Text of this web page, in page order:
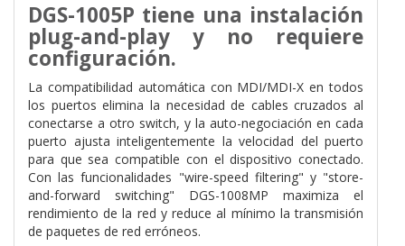
DGS-1005P tiene una instalación
plug-and-play y no requiere
configuración.
La compatibilidad automática con MDI/MDI-X en todos
los puertos elimina la necesidad de cables cruzados al
conectarse a otro switch, y la auto-negociación en cada
puerto ajusta inteligentemente la velocidad del puerto
para que sea compatible con el dispositivo conectado.
Con las funcionalidades "wire-speed filtering" y "store-
and-forward switching" DGS-1008MP maximiza el
rendimiento de la red y reduce al mínimo la transmisión
de paquetes de red erróneos.